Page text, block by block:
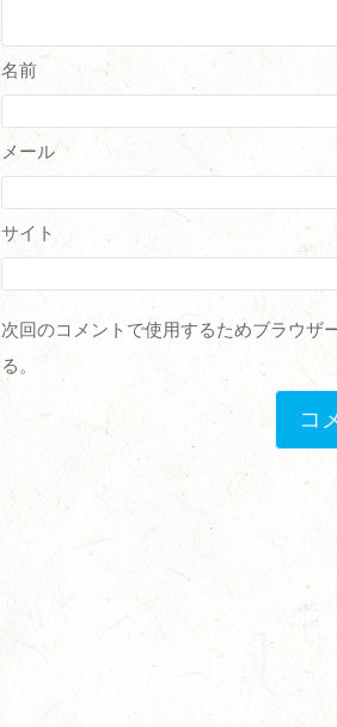
名前
メール
サイト
次回のコメントで使用するためブラウザ
る。